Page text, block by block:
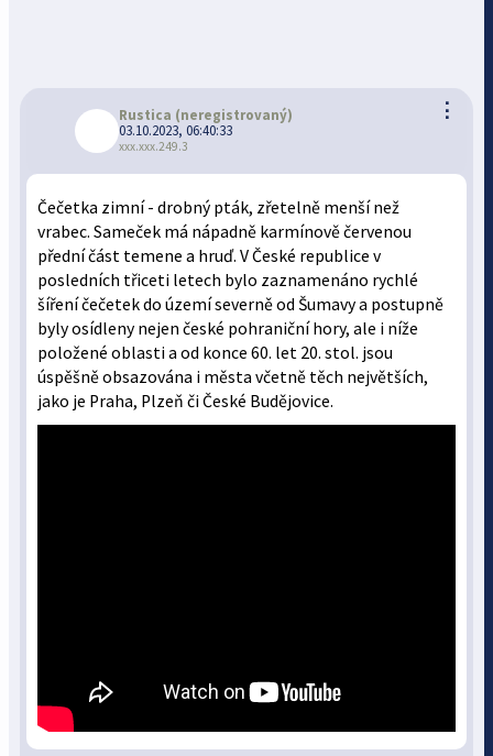
⋮
Rustica (neregistrovaný)
03.10.2023, 06:40:33
xxx.xxx.249.3
Čečetka zimní - drobný pták, zřetelně menší než
vrabec. Sameček má nápadně karmínově červenou
přední část temene a hruď. V České republice v
posledních třiceti letech bylo zaznamenáno rychlé
šíření čečetek do území severně od Šumavy a postupně
byly osídleny nejen české pohraniční hory, ale i níže
položené oblasti a od konce 60. let 20. stol. jsou
úspěšně obsazována i města včetně těch největších,
jako je Praha, Plzeň či České Budějovice.